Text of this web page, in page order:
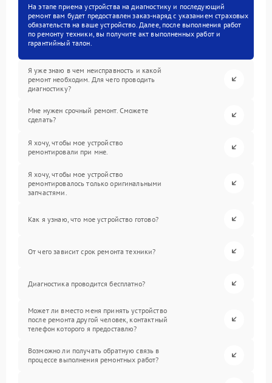
На этапе приема устройства на диагностику и последующий
ремонт вам будет предоставлен заказ-наряд с указанием страховых
обязательств на ваше устройство. Далее, после выполнения работ
по ремонту техники, вы получите акт выполненных работ и
гарантийный талон.
Я уже знаю в чем неисправность и какой
ремонт необходим. Для чего проводить
диагностику?
Мне нужен срочный ремонт. Сможете
сделать?
Я хочу, чтобы мое устройство
ремонтировали при мне.
Я хочу, чтобы мое устройство
ремонтировалось только оригинальными
запчастями.
Как я узнаю, что мое устройство готово?
От чего зависит срок ремонта техники?
Диагностика проводится бесплатно?
Может ли вместо меня принять устройство
после ремонта другой человек, контактный
телефон которого я предоставлю?
Возможно ли получать обратную связь в
процессе выполнения ремонтных работ?